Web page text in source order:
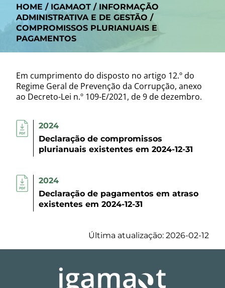
HOME / IGAMAOT / INFORMAÇÃO
ADMINISTRATIVA E DE GESTÃO /
COMPROMISSOS PLURIANUAIS E
PAGAMENTOS
Em cumprimento do disposto no artigo 12.º do
Regime Geral de Prevenção da Corrupção, anexo
ao Decreto-Lei n.º 109-E/2021, de 9 de dezembro.
2024
Declaração de compromissos
plurianuais existentes em 2024-12-31
2024
Declaração de pagamentos em atraso
existentes em 2024-12-31
Última atualização: 2026-02-12